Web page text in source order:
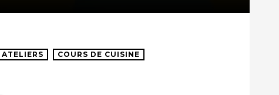
ATELIERS COURS DE CUISINE